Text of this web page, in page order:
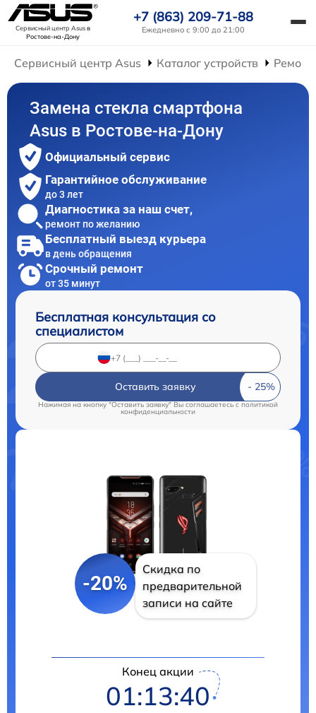
Сервисный центр Asusв
Ростове-на-Дону
+7 (863) 209-71-88
Ежедневно с 9:00 до 21:00
Сервисный центр Asus Каталог устройств
Замена стекла смартфона
Asus в Ростове-на-Дону
Официальный сервис
Гарантийное обслуживание
до 3 лет
Диагностика за наш счет,
ремонт по желанию
Бесплатный выезд курьера
в день обращения
Срочный ремонт
от 35 минут
Бесплатная консультация со
специалистом
Оставить заявку
Нажимая на кнопку "Оставить заявку" Вы соглашаетесь c политикой
конфиденциальности
-20%
Скидка по
предварительной
записи на сайте
Конец акции
01:13:39